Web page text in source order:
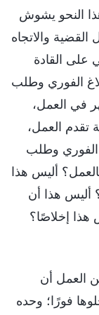
النحو يشوش
والاتجاه
على القادة
الفوري وطلب
في العمل،
تقدم العمل،
الفوري وطلب
أليس هذا
أليس هذا أن
هذا إخلاصًا؟
العمل أن
فورًا؛ وحده